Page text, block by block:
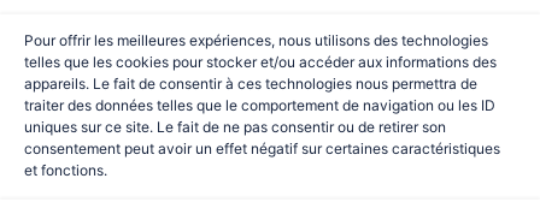
Pour offrir les meilleures expériences, nous utilisons des technologies
telles que les cookies pour stocker et/ou accéder aux informations des
appareils. Le fait de consentir à ces technologies nous permettra de
traiter des données telles que le comportement de navigation ou les ID
uniques sur ce site. Le fait de ne pas consentir ou de retirer son
consentement peut avoir un effet négatif sur certaines caractéristiques
et fonctions.